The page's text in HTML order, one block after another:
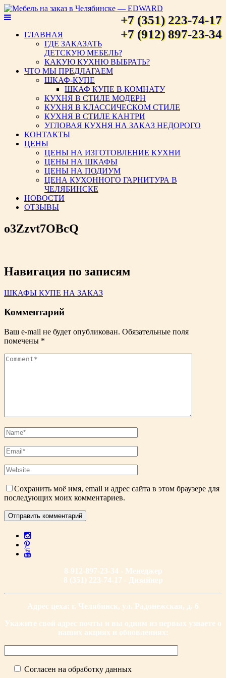
Мебель на заказ в Челябинске
— EDWARD
+7 (351) 223-74-17
+7 (912) 897-23-34
ГЛАВНАЯ
ГДЕ ЗАКАЗАТЬ
ДЕТСКУЮ МЕБЕЛЬ?
КАКУЮ КУХНЮ ВЫБРАТЬ?
ЧТО МЫ ПРЕДЛАГАЕМ
ШКАФ-КУПЕ
ШКАФ КУПЕ В КОМНАТУ
КУХНЯ В СТИЛЕ МОДЕРН
КУХНЯ В КЛАССИЧЕСКОМ СТИЛЕ
КУХНЯ В СТИЛЕ КАНТРИ
УГЛОВАЯ КУХНЯ НА ЗАКАЗ НЕДОРОГО
КОНТАКТЫ
ЦЕНЫ
ЦЕНЫ НА ИЗГОТОВЛЕНИЕ КУХНИ
ЦЕНЫ НА ШКАФЫ
ЦЕНЫ НА ПОДИУМ
ЦЕНА КУХОННОГО ГАРНИТУРА В
ЧЕЛЯБИНСКЕ
НОВОСТИ
ОТЗЫВЫ
o3Zzvt7OBcQ
Навигация по записям
ШКАФЫ КУПЕ НА ЗАКАЗ
Комментарий
Ваш e-mail не будет опубликован. Обязательные поля
помечены *
Сохранить моё имя, email и адрес сайта в этом браузере для
последующих моих комментариев.
8-912-897-23-34 - Менеджер
8 (351) 223-74-17 - Дизайнер
Адрес цеха: г. Челябинск, ул. Радонежская, д. 6
Укажите свой адрес почты и вы одним из первых узнаете о
наших акциях и обновлениях:
Согласен на обработку данных